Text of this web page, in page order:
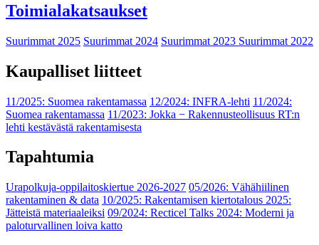
Toimialakatsaukset
Suurimmat 2025 Suurimmat 2024 Suurimmat 2023 Suurimmat 2022
Kaupalliset liitteet
11/2025: Suomea rakentamassa 12/2024: INFRA-lehti 11/2024:
Suomea rakentamassa 11/2023: Jokka − Rakennusteollisuus RT:n
lehti kestävästä rakentamisesta
Tapahtumia
Urapolkuja-oppilaitoskiertue 2026-2027 05/2026: Vähähiilinen
rakentaminen & data 10/2025: Rakentamisen kiertotalous 2025:
Jätteistä materiaaleiksi 09/2024: Recticel Talks 2024: Moderni ja
paloturvallinen loiva katto